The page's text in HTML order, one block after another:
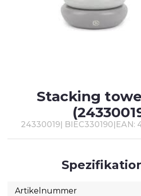
Stacking
24330019| BIEC330190|EAN:
Artikelnummer